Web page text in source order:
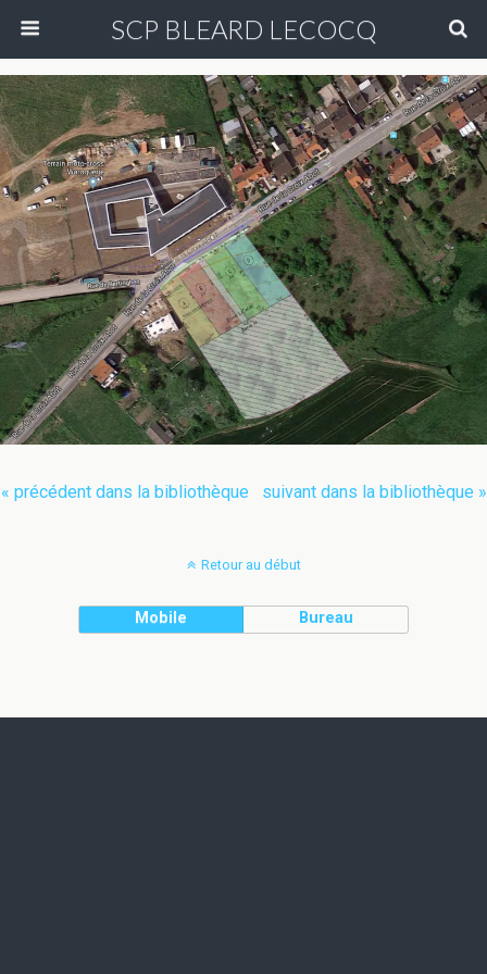
SCP BLEARD LECOCQ
« précédent dans la bibliothèque suivant dans la bibliothèque »
Retour au début
Mobile Bureau